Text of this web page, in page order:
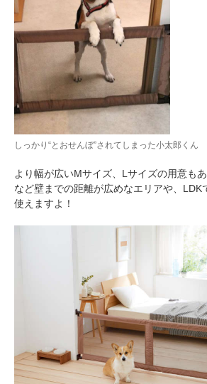
しっかり“とおせんぼ”されてしまった小太郎くん
より幅が広いMサイズ、Lサイズの用意も
など壁までの距離が広めなエリアや、LDK
使えますよ！